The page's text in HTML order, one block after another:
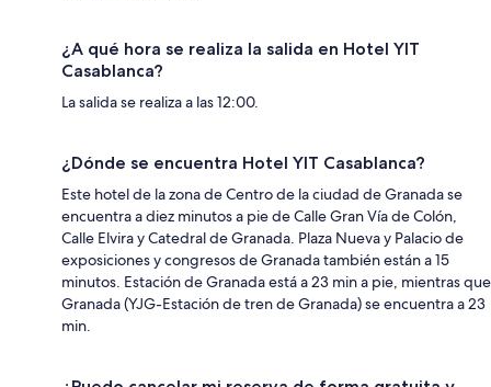
¿A qué hora se realiza la salida en Hotel YIT
Casablanca?
La salida se realiza a las 12:00.
¿Dónde se encuentra Hotel YIT Casablanca?
Este hotel de la zona de Centro de la ciudad de Granada se
encuentra a diez minutos a pie de Calle Gran Vía de Colón,
Calle Elvira y Catedral de Granada. Plaza Nueva y Palacio de
exposiciones y congresos de Granada también están a 15
minutos. Estación de Granada está a 23 min a pie, mientras que
Granada (YJG-Estación de tren de Granada) se encuentra a 23
min.